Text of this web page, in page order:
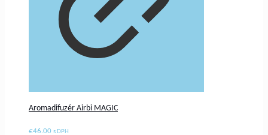
Aromadifuzér Airbi MAGIC
€46.00 s DPH